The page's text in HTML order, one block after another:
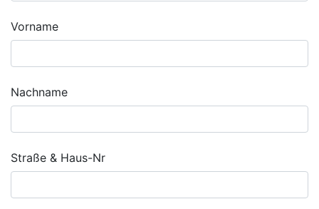
Vorname
Nachname
Straße & Haus-Nr